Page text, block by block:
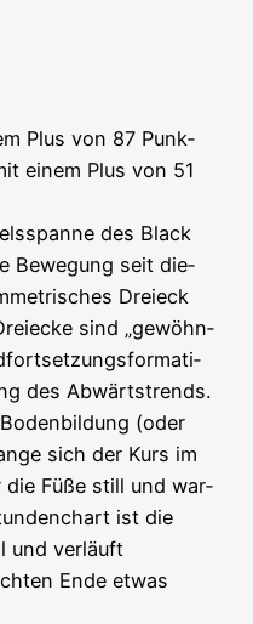
Plus von 87 Punk­
einem Plus von 51
des Black
Bewe­gung seit die­
Drei­eck
sind „gewöhn­
des Abwärts­trends.
(oder
sich der Kurs im
die Füße still und war­
ist die
und ver­läuft
Ende etwas